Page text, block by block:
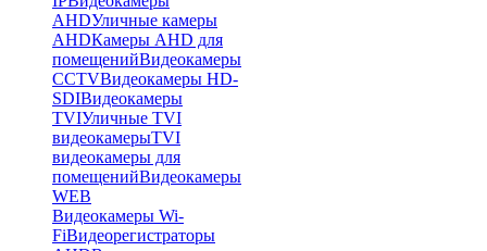
AHDУличные камеры
AHDКамеры AHD для
помещенийВидеокамеры
CCTVВидеокамеры HD-
SDIВидеокамеры
TVIУличные TVI
видеокамерыTVI
видеокамеры для
помещенийВидеокамеры
WEB
Видеокамеры Wi-
FiВидеорегистраторы